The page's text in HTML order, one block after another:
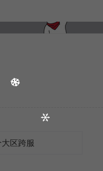
大区跨服